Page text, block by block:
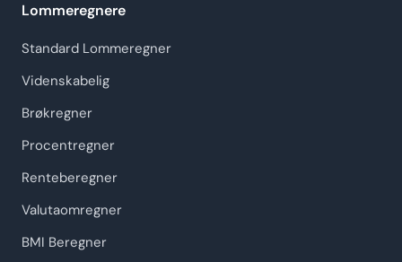
Lommeregnere
Standard Lommeregner
Videnskabelig
Brøkregner
Procentregner
Renteberegner
Valutaomregner
BMI Beregner